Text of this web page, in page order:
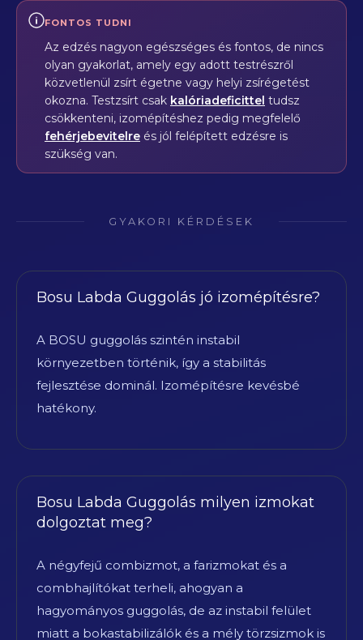
FONTOS TUDNI
Az edzés nagyon egészséges és fontos, de nincs
olyan gyakorlat, amely egy adott testrészről
közvetlenül zsírt égetne vagy helyi zsírégetést
okozna. Testzsírt csak kalóriadeficittel tudsz
csökkenteni, izomépítéshez pedig megfelelő
fehérjebevitelre és jól felépített edzésre is
szükség van.
GYAKORI KÉRDÉSEK
Bosu Labda Guggolás jó izomépítésre?
A BOSU guggolás szintén instabil
környezetben történik, így a stabilitás
fejlesztése dominál. Izomépítésre kevésbé
hatékony.
Bosu Labda Guggolás milyen izmokat
dolgoztat meg?
A négyfejű combizmot, a farizmokat és a
combhajlítókat terheli, ahogyan a
hagyományos guggolás, de az instabil felület
miatt a bokastabilizálók és a mély törzsizmok is